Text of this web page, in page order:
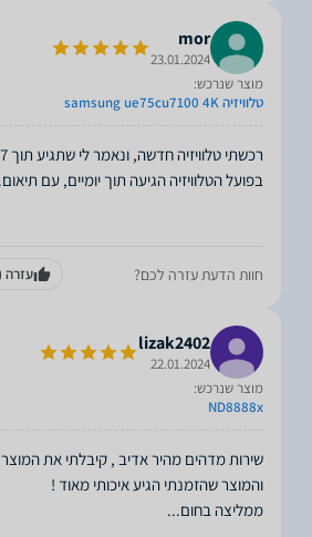
mor
23.01.2024
מוצר שנרכש:
טלוויזיה samsung ue75cu7100 4K
בפועל הטלוויזיה הגיעה תוך יומיים, עם תיאום
חוות הדעת עזרה לכם? עזרה (0)
lizak2402
22.01.2024
מוצר שנרכש:
ND8888x
ממליצה בחום...